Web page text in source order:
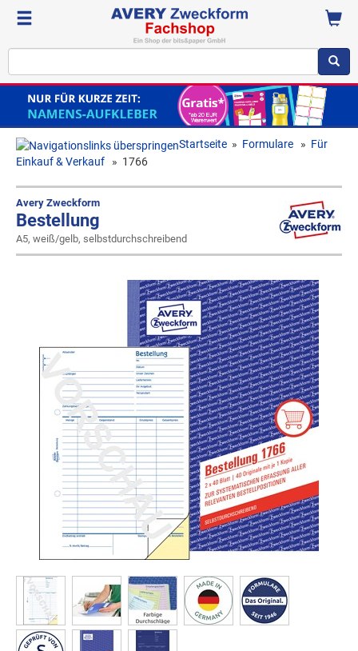
Startseite » Formulare » Für
Einkauf & Verkauf
» 1766
Avery Zweckform
Bestellung
A5, weiß/gelb, selbstdurchschreibend